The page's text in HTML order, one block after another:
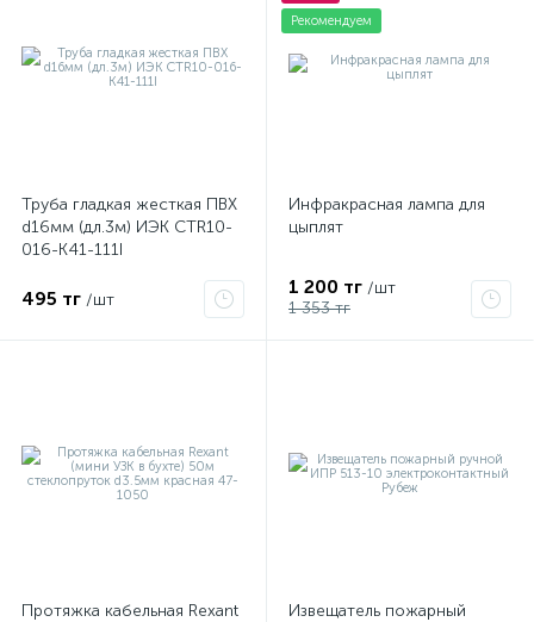
Труба гладкая жесткая ПВХ
d16мм (дл.3м) ИЭК CTR10-
016-K41-111I
495 тг /шт
Рекомендуем
Инфракрасная лампа для
цыплят
1 200 тг /шт
1 353 тг
Протяжка кабельная Rexant
Извещатель пожарный